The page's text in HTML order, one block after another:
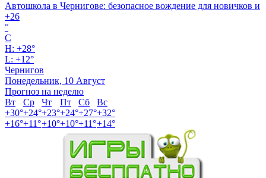
Автошкола в Чернигове: безопасное вождение для новичков и
+26
°
C
H: +28°
L: +12°
Чернигов
Понедельник, 10 Август
Прогноз на неделю
Вт
Ср Чт Пт Сб
Вс
+30°+24°+23°+24°+27°+32°
+16°+11°+10°+10°+11°+14°